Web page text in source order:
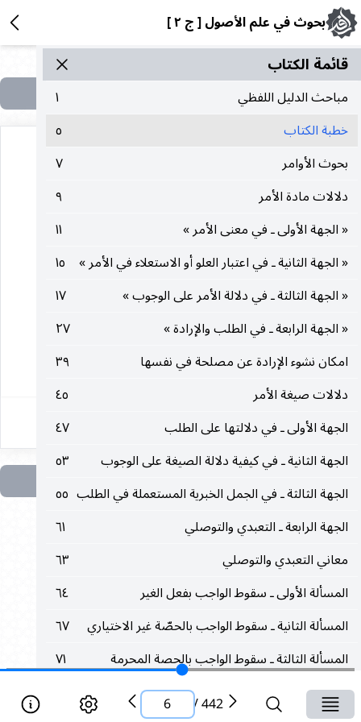
بحوث في علم الأصول [ ج ٢ ]
قائمة الکتاب
مباحث الدليل اللفظي
١
خطبة الكتاب
٥
بحوث الأوامر
٧
دلالات مادة الأمر
٩
« الجهة الأولى ـ في معنى الأمر »
١١
« الجهة الثانية ـ في اعتبار العلو أو الاستعلاء في الأمر » ١٥
« الجهة الثالثة ـ في دلالة الأمر على الوجوب »
١٧
« الجهة الرابعة ـ في الطلب والإرادة »
٢٧
امكان نشوء الإرادة عن مصلحة في نفسها
٣٩
دلالات صيغة الأمر
٤٥
الجهة الأولى ـ في دلالتها على الطلب
٤٧
الجهة الثانية ـ في كيفية دلالة الصيغة على الوجوب
٥٣
الجهة الثالثة ـ في الجمل الخبرية المستعملة في الطلب ٥٥
الجهة الرابعة ـ التعبدي والتوصلي
٦١
معاني التعبدي والتوصلي
٦٣
المسألة الأولى ـ سقوط الواجب بفعل الغير
٦٤
المسألة الثانية ـ سقوط الواجب بالحصّة غير الاختياري
٦٧
المسألة الثالثة ـ سقوط الواجب بالحصة المحرمة
٧١
المسألة الرابعة ـ سقوط الواجب بغير قصد القربة
هذه الصفحة في الكتاب لا تحتوي على نص
٦
442
/
6